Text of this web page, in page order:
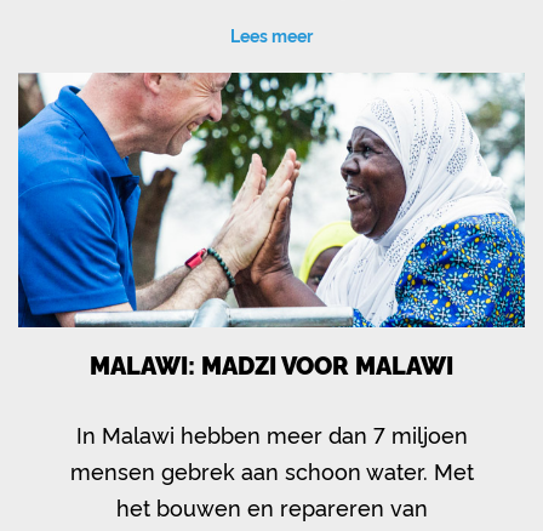
Lees meer
MALAWI: MADZI VOOR MALAWI
In Malawi hebben meer dan 7 miljoen
mensen gebrek aan schoon water. Met
het bouwen en repareren van